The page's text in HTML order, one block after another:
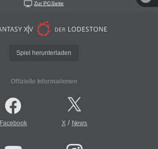
Zur PC-Seite
Spiel herunterladen
Offizielle Informationen
Facebook X/ News